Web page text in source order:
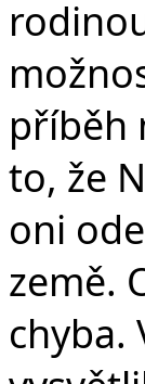
příběh
to, že
oni
země.
chyba.